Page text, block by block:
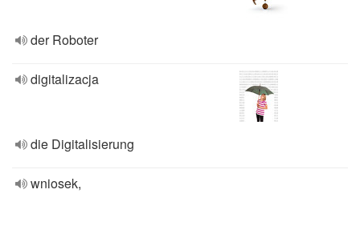
der Roboter
digitalizacja
die Digitalisierung
wniosek,